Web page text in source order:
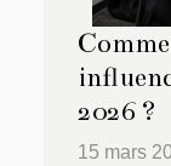
2026 ?
15 mars